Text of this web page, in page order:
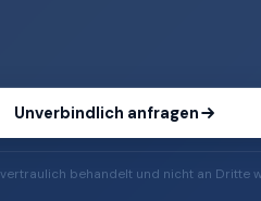
Unverbindlich anfragen
behandelt und nicht an Dritte